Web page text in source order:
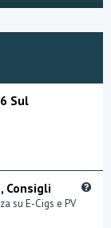
Sul
Consigli
su E-Cigs e PV